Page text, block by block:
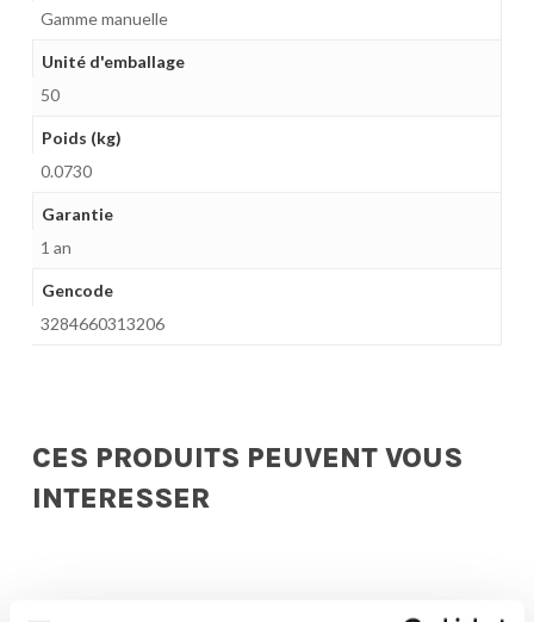
Gamme manuelle
Unité d'emballage
50
Poids (kg)
0.0730
Garantie
1 an
Gencode
3284660313206
CES PRODUITS PEUVENT VOUS
INTERESSER